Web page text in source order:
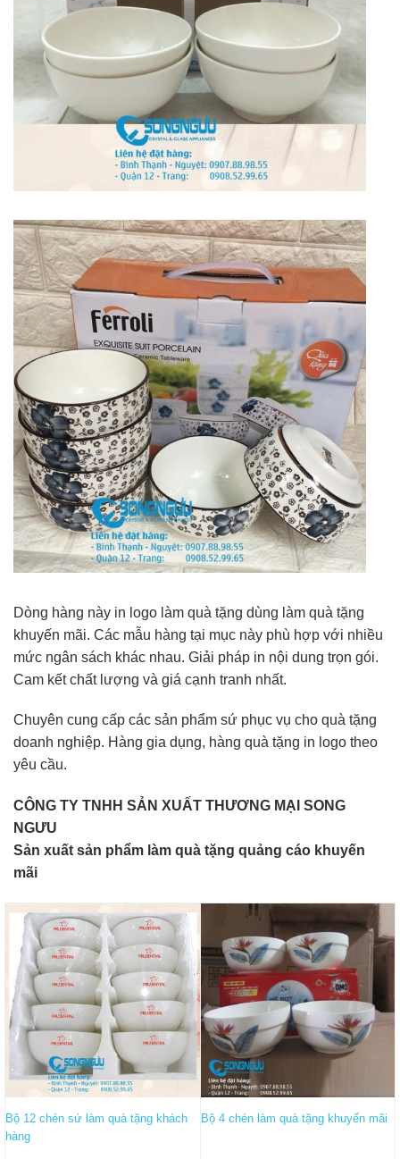
Dòng hàng này in logo làm quà tặng dùng làm quà tặng
khuyến mãi. Các mẫu hàng tại mục này phù hợp với nhiều
mức ngân sách khác nhau. Giải pháp in nội dung trọn gói.
Cam kết chất lượng và giá cạnh tranh nhất.
Chuyên cung cấp các sản phẩm sứ phục vụ cho quà tặng
doanh nghiệp. Hàng gia dụng, hàng quà tặng in logo theo
yêu cầu.
CÔNG TY TNHH SẢN XUẤT THƯƠNG MẠI SONG
NGƯU
Sản xuất sản phẩm làm quà tặng quảng cáo khuyến
mãi
Bộ 12 chén sứ làm quà tặng khách
hàng
Bộ 4 chén làm quà tặng khuyến mãi